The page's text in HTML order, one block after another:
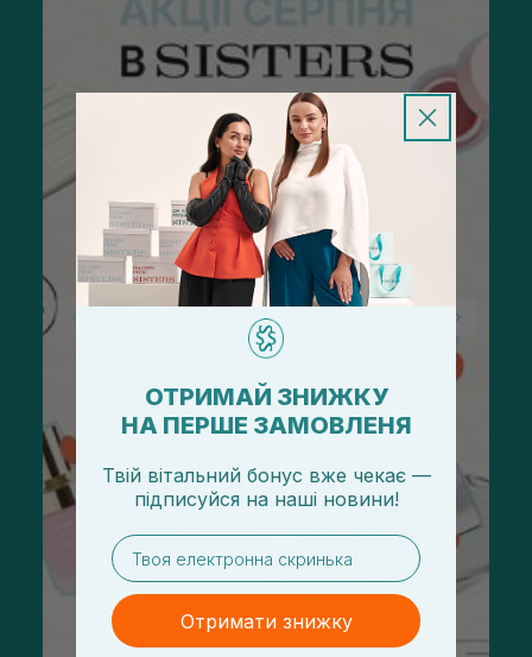
ОТРИМАЙ ЗНИЖКУ
НА ПЕРШЕ ЗАМОВЛЕНЯ
Твій вітальний бонус вже чекає —
підписуйся на наші новини!
email
Отримати знижку